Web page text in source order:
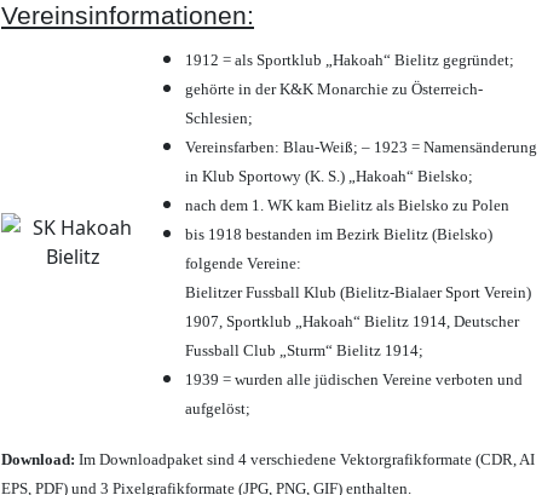
Vereinsinformationen:
1912 = als Sportklub „Hakoah“ Bielitz gegründet;
gehörte in der K&K Monarchie zu Österreich-
Schlesien;
Vereinsfarben: Blau-Weiß; – 1923 = Namensänderung
in Klub Sportowy (K. S.) „Hakoah“ Bielsko;
nach dem 1. WK kam Bielitz als Bielsko zu Polen
bis 1918 bestanden im Bezirk Bielitz (Bielsko)
folgende Vereine:
Bielitzer Fussball Klub (Bielitz-Bialaer Sport Verein)
1907, Sportklub „Hakoah“ Bielitz 1914, Deutscher
Fussball Club „Sturm“ Bielitz 1914;
1939 = wurden alle jüdischen Vereine verboten und
aufgelöst;
Download: Im Downloadpaket sind 4 verschiedene Vektorgrafikformate (CDR, AI
EPS, PDF) und 3 Pixelgrafikformate (JPG, PNG, GIF) enthalten.